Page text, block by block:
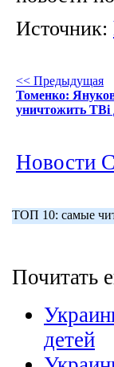
Источник:
<< Предыдущая
Томенко:
уничтожить ТВі
Новости
ТОП 10: самые
Почитать
детей